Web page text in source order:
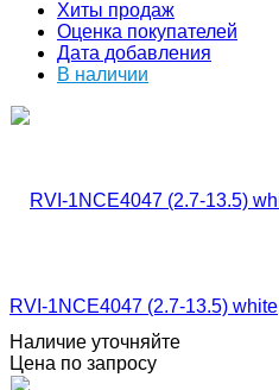
Хиты продаж
Оценка покупателей
Дата добавления
В наличии
RVI-1NCE4047 (2.7-13.5) white
Наличие уточняйте
Цена по запросу